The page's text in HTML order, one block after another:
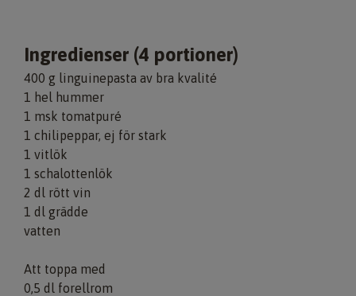
Ingredienser (4 portioner)
400 g linguinepasta av bra kvalité
1 hel hummer
1 msk tomatpuré
1 chilipeppar, ej för stark
1 vitlök
1 schalottenlök
2 dl rött vin
1 dl grädde
vatten
Att toppa med
0,5 dl forellrom